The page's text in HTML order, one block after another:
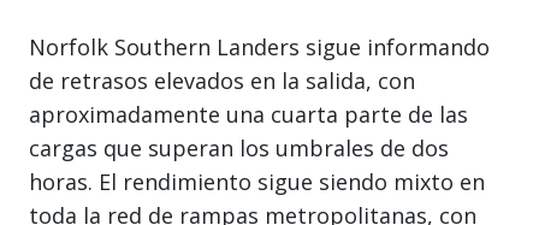
Norfolk Southern Landers sigue informando
de retrasos elevados en la salida, con
aproximadamente una cuarta parte de las
cargas que superan los umbrales de dos
horas. El rendimiento sigue siendo mixto en
toda la red de rampas metropolitanas, con